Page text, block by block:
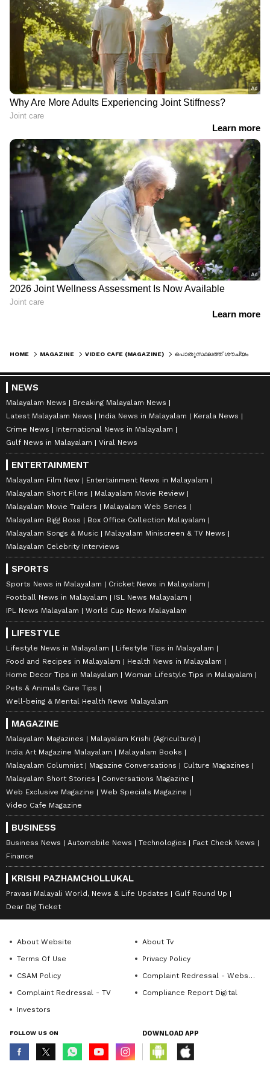
HOME MAGAZINE VIDEO CAFE (MAGAZINE) പൊതുസ്ഥലത്ത് ശൗച്യം ചെയ്യാനിരുന്നു, പിന്നാലെ കഴുത്തിന് ചുറ്റിപിടിച്ചത് പെരുമ്പാമ്പ്; വീഡിയോ വൈറല്‍
NEWS
Malayalam News
Breaking Malayalam News
Latest Malayalam News
India News in Malayalam
Kerala News
Crime News
International News in Malayalam
Gulf News in Malayalam
Viral News
ENTERTAINMENT
Malayalam Film New
Entertainment News in Malayalam
Malayalam Short Films
Malayalam Movie Review
Malayalam Movie Trailers
Malayalam Web Series
Malayalam Bigg Boss
Box Office Collection Malayalam
Malayalam Songs & Music
Malayalam Miniscreen & TV News
Malayalam Celebrity Interviews
SPORTS
Sports News in Malayalam
Cricket News in Malayalam
Football News in Malayalam
ISL News Malayalam
IPL News Malayalam
World Cup News Malayalam
LIFESTYLE
Lifestyle News in Malayalam
Lifestyle Tips in Malayalam
Food and Recipes in Malayalam
Health News in Malayalam
Home Decor Tips in Malayalam
Woman Lifestyle Tips in Malayalam
Pets & Animals Care Tips
Well-being & Mental Health News Malayalam
MAGAZINE
Malayalam Magazines
Malayalam Krishi (Agriculture)
India Art Magazine Malayalam
Malayalam Books
Malayalam Columnist
Magazine Conversations
Culture Magazines
Malayalam Short Stories
Conversations Magazine
Web Exclusive Magazine
Web Specials Magazine
Video Cafe Magazine
BUSINESS
Business News Automobile News Technologies
Fact Check News
Finance
KRISHI PAZHAMCHOLLUKAL
Pravasi Malayali World, News & Life Updates
Gulf Round Up
Dear Big Ticket
About Website
About Tv
Terms Of Use
Privacy Policy
CSAM Policy
Complaint Redressal - Website
Complaint Redressal - TV
Compliance Report Digital
Investors
FOLLOW US ON DOWNLOAD APP